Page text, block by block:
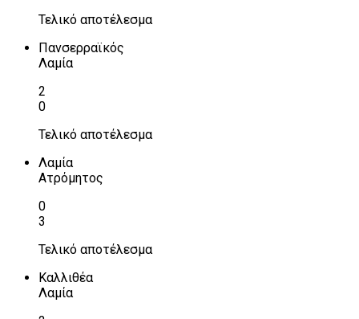
Τελικό αποτέλεσμα
Πανσερραϊκός
Λαμία
2
0
Τελικό αποτέλεσμα
Λαμία
Ατρόμητος
0
3
Τελικό αποτέλεσμα
Καλλιθέα
Λαμία